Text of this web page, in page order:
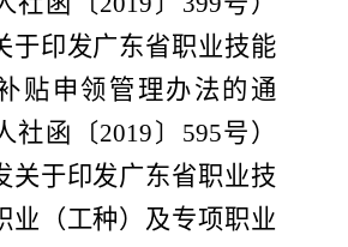
于印发广东省职业技能
贴申领管理办法的通
社函〔2019 〕 595号）
关于印发广东省职业技
业（工种）及专项职业